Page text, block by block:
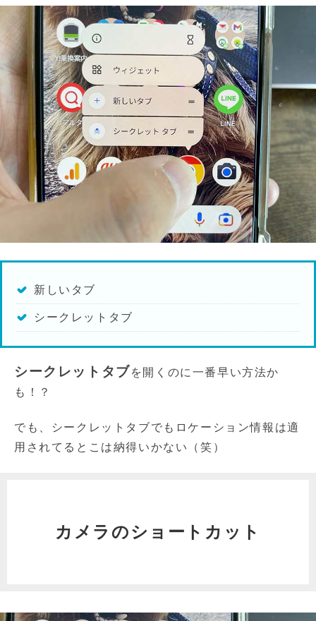
新しいタブ
シークレットタブ
シークレットタブを開くのに一番早い方法か
も！？
でも、シークレットタブでもロケーション情報は適
用されてるとこは納得いかない（笑）
カメラのショートカット